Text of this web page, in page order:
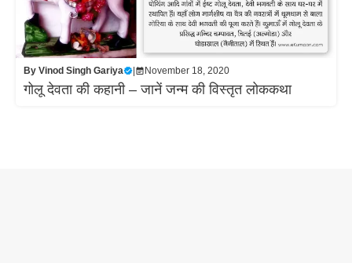
By Vinod Singh Gariya November 18, 2020
गोलू देवता की कहानी – जानें जन्म की विस्तृत लोककथा